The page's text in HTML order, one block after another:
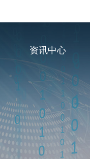
资讯中心